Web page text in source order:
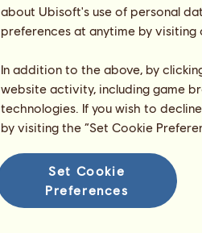
about Ubisoft's use of personal
preferences at anytime by
In addition to the above, by
website activity, including game
technologies. If you wish to
by visiting the “Set Cookie
Set Cookie
Preferences